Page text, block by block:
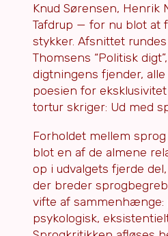
Knud Sørensen, Henrik
Tafdrup — for nu blot at
stykker. Afsnittet
Thomsens “Politisk
digtningens fjender,
poesien for
tortur skriger: Ud med
Forholdet mellem
blot en af de almene
op i udvalgets fjerde
der breder
vifte af sammenhænge:
psykologisk,